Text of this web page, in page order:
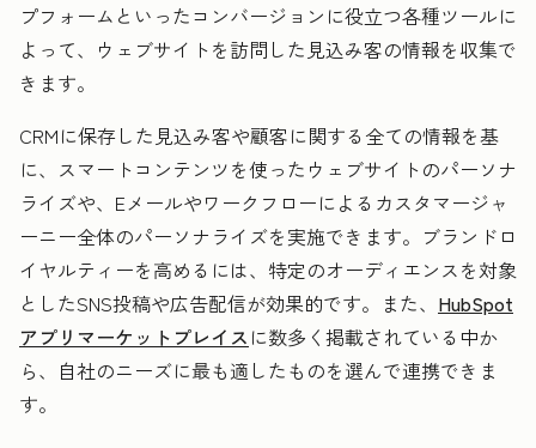
プフォームといったコンバージョンに役立つ各種ツールに
よって、ウェブサイトを訪問した見込み客の情報を収集で
きます。
CRMに保存した見込み客や顧客に関する全ての情報を基
に、スマートコンテンツを使ったウェブサイトのパーソナ
ライズや、Eメールやワークフローによるカスタマージャ
ーニー全体のパーソナライズを実施できます。ブランドロ
イヤルティーを高めるには、特定のオーディエンスを対象
としたSNS投稿や広告配信が効果的です。また、 HubSpot
アプリマーケットプレイス に数多く掲載されている中か
ら、自社のニーズに最も適したものを選んで連携できま
す。